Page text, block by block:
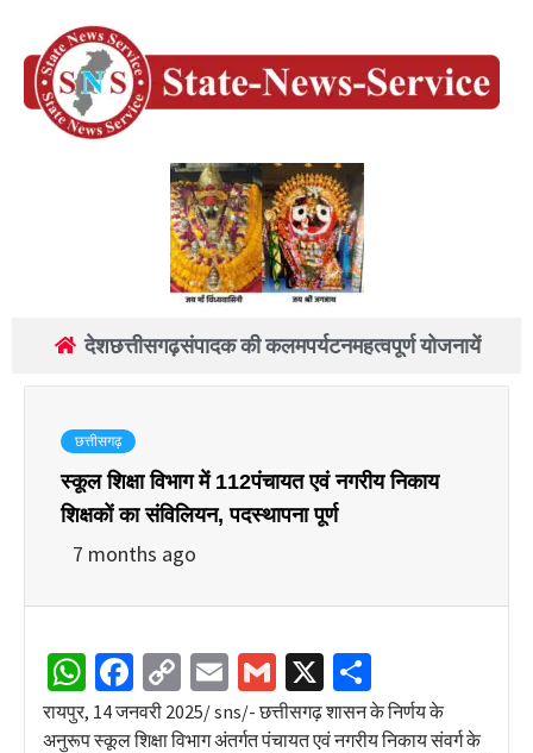
देशछत्तीसगढ़संपादक की कलमपर्यटनमहत्वपूर्ण योजनायें
छत्तीसगढ़
स्कूल शिक्षा विभाग में 112पंचायत एवं नगरीय निकाय
शिक्षकों का संविलियन, पदस्थापना पूर्ण
7 months ago
WhatsApp
Facebook
Copy
Link
EmailGmail
X
रायपुर, 14 जनवरी 2025/ sns/- छत्तीसगढ़ शासन के निर्णय के
अनुरूप स्कूल शिक्षा विभाग अंतर्गत पंचायत एवं नगरीय निकाय संवर्ग के